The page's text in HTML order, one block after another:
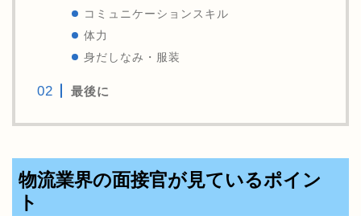
コミュニケーションスキル
体力
身だしなみ・服装
最後に
物流業界の面接官が見ているポイン
ト